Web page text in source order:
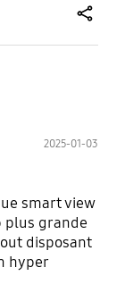
2025-01-03
smart view
plus grande
disposant
hyper